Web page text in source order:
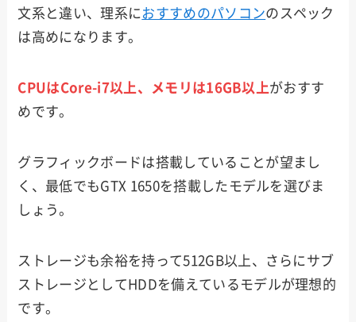
文系と違い、理系に おすすめのパソコンのスペック
は高めになります。
CPUはCore-i7以上、メモリは16GB以上がおすす
めです。
グラフィックボードは搭載していることが望まし
く、最低でもGTX 1650を搭載したモデルを選びま
しょう。
ストレージも余裕を持って512GB以上、さらにサブ
ストレージとしてHDDを備えているモデルが理想的
です。